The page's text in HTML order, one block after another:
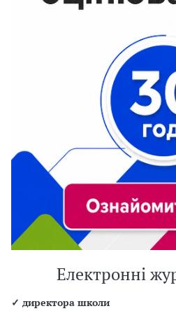
Електронні
✓ директора школи